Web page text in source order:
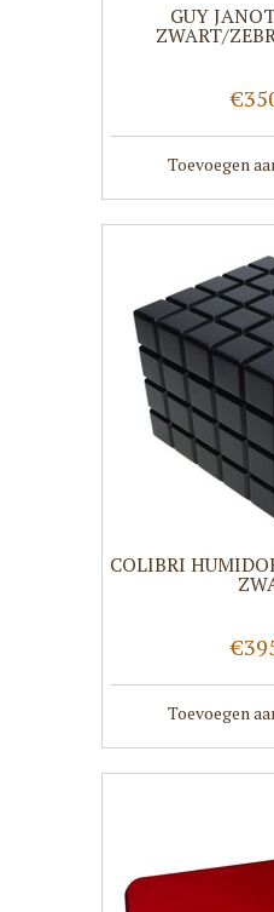
GUY
ZWART/
Toevoegen
COLIBRI
Toevoegen